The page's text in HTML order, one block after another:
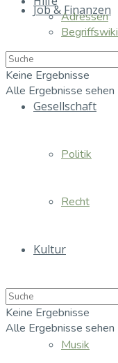
Job & Finanzen
Gesellschaft
Politik
Recht
Kultur
Musik
Adressen
Begriffswiki
Keine Ergebnisse
Alle Ergebnisse sehen
Keine Ergebnisse
Alle Ergebnisse sehen